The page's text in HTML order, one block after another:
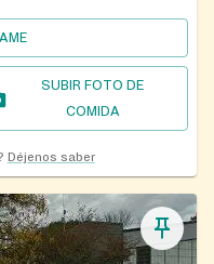
SUBIR FOTO DE
COMIDA
Déjenos saber